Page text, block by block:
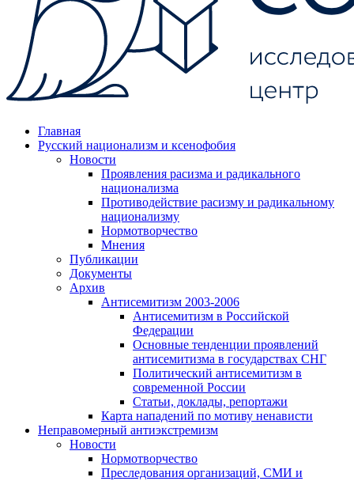
Главная
Русский национализм и ксенофобия
Новости
Проявления расизма и радикального
национализма
Противодействие расизму и радикальному
национализму
Нормотворчество
Мнения
Публикации
Документы
Архив
Антисемитизм 2003-2006
Антисемитизм в Российской
Федерации
Основные тенденции проявлений
антисемитизма в государствах СНГ
Политический антисемитизм в
современной России
Статьи, доклады, репортажи
Карта нападений по мотиву ненависти
Неправомерный антиэкстремизм
Новости
Нормотворчество
Преследования организаций, СМИ и